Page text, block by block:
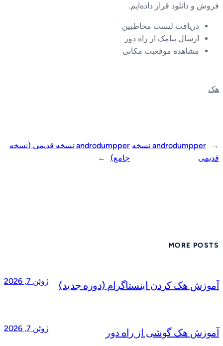
فروش و دانلود قرار داده‌ایم.
دریافت لیست مخاطبین
ارسال پیامک از راه دور
مشاهده موقعیت مکانی
هک
←
androdumpper نسخه
قدیمی
androdumpper نسخه قدیمی (نسخه
جامع)
→
MORE POSTS
آموزش هک کردن اینستاگرام (دوره جدید) ژوئن 7, 2026
آموزش هک گوشی از راه دور ژوئن 7, 2026